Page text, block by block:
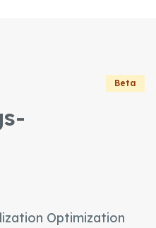
Beta
Optimization